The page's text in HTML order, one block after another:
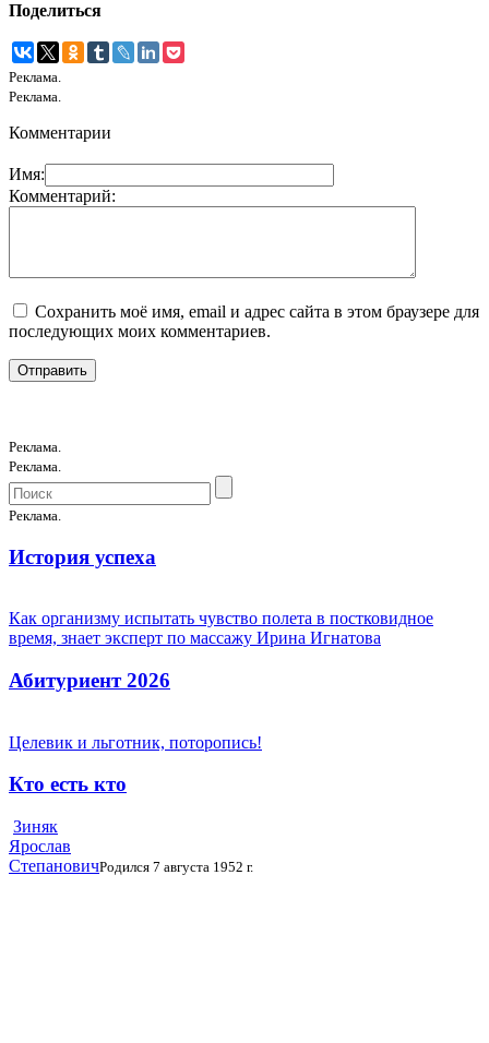
Поделиться
Реклама.
Реклама.
Комментарии
Имя:
Комментарий:
Сохранить моё имя, email и адрес сайта в этом браузере для
последующих моих комментариев.
Реклама.
Реклама.
Реклама.
История успеха
Как организму испытать чувство полета в постковидное
время, знает эксперт по массажу Ирина Игнатова
Абитуриент 2026
Целевик и льготник, поторопись!
Кто есть кто
Зиняк
Ярослав
СтепановичРодился 7 августа 1952 г.